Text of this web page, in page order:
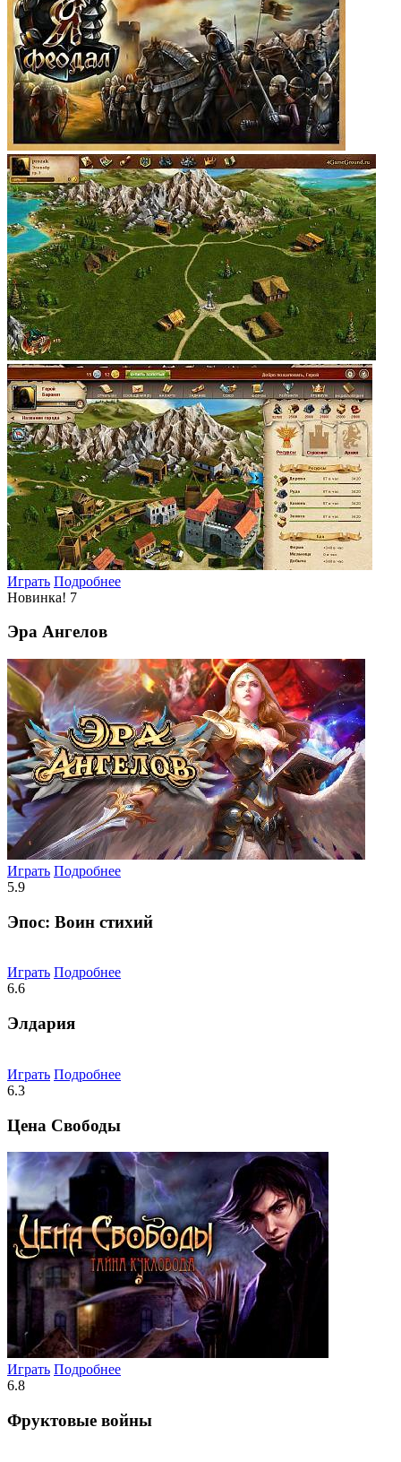
Играть Подробнее
Новинка! 7
Эра Ангелов
Играть Подробнее
5.9
Эпос: Воин стихий
Играть Подробнее
6.6
Элдария
Играть Подробнее
6.3
Цена Свободы
Играть Подробнее
6.8
Фруктовые войны